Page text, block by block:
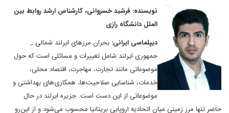
نویسنده: فرشید خسروانی، کارشناس ارشد روابط بین
الملل دانشگاه رازی
دیپلماسی ایرانی: بحران مرزهای ایرلند شمالی _
جمهوری ایرلند شامل تغییرات و مسائلی است که حول
موضوعاتی مانند تجارت، مهاجرت، اقتصاد محلی،
خدمات، شناسایی صلاحیت‌ها، همکاری‌های بهداشتی و
موضوعاتی از این ‌دست است. جزیره‌ ایرلند در حال
حاضر تنها مرز زمینی میان اتحادیه اروپایی بریتانیا محسوب می‌شود و از این‌رو